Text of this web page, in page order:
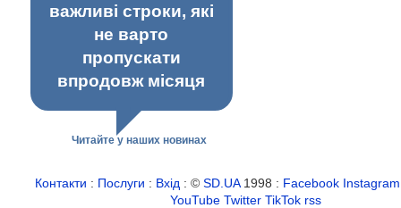
важливі строки, які
не варто
пропускати
впродовж місяця
Читайте у наших новинах
Контакти : Послуги : Вхід : ©SD.UA1998 : Facebook Instagram
YouTube Twitter TikTok rss